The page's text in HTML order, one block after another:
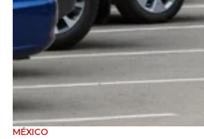
MÉXICO